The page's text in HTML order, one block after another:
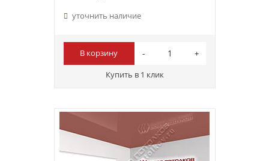
уточнить наличие
В корзину
Купить в 1 клик